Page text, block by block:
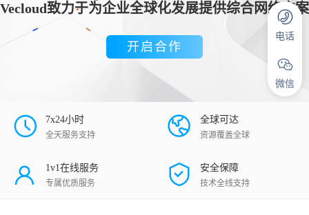
Vecloud致力于为企业全球化发展提供综合网络方案
开启合作
7x24小时
全天服务支持
全球可达
资源覆盖全球
1v1在线服务
专属优质服务
安全保障
技术全线支持
电话
微信